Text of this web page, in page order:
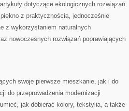
dotyczące ekologicznych rozwiązań.
z praktycznością, jednocześnie
z wykorzystaniem naturalnych
nowoczesnych rozwiązań poprawiających
swoje pierwsze mieszkanie, jak i do
do przeprowadzenia modernizacji
jak dobierać kolory, tekstylia, a także